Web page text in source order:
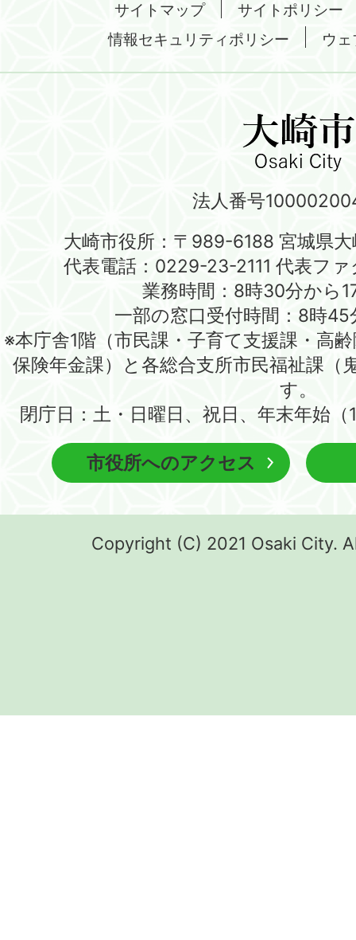
サイトマップ
サイトポリシー
情報セキュリティポリシー
ウ
法人番号
大崎市役所：〒989-6188 宮城県大
代表電話：0229-23-2111 代表フ
業務時間：8時30分から
一部の窓口受付時間：8時
※本庁舎1階（市民課・子育て支援課・高
保険年金課）と各総合支所市民福祉課（
す。
閉庁日：土・日曜日、祝日、年末年始
市役所へのアクセス
Copyright (C) 2021 Osaki City.